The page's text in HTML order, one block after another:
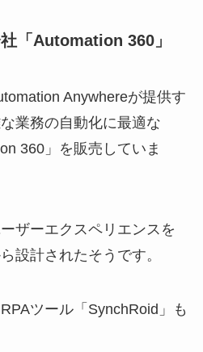
「Automation 360」
Anywhereが提供す
業務の自動化に最適な
360」を販売していま
ザーエクスペリエンスを
設計されたそうです。
ツール「SynchRoid」も